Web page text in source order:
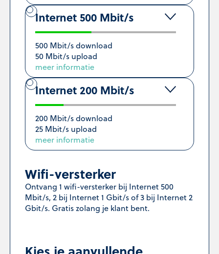
Internet 500 Mbit/s
500 Mbit/s download
50 Mbit/s upload
meer informatie
Internet 200 Mbit/s
200 Mbit/s download
25 Mbit/s upload
meer informatie
Wifi-versterker
Ontvang 1 wifi-versterker bij Internet 500
Mbit/s, 2 bij Internet 1 Gbit/s of 3 bij Internet 2
Gbit/s. Gratis zolang je klant bent.